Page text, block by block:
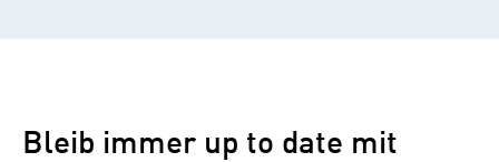
Bleib immer up to date mit